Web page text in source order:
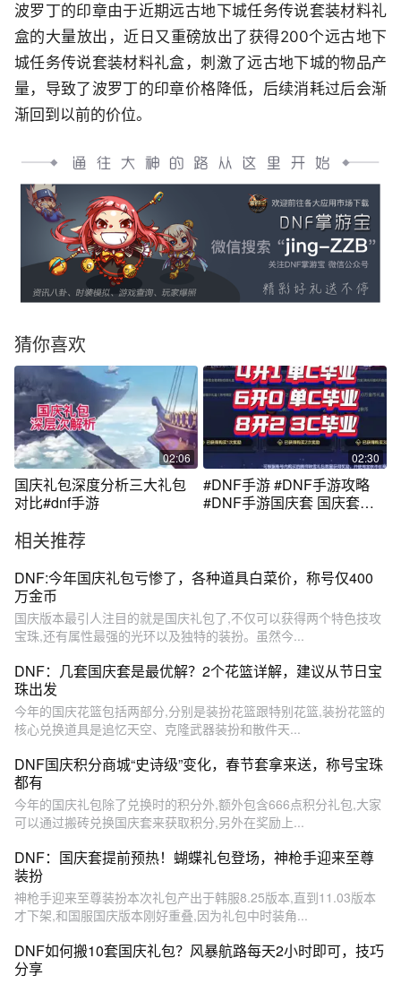
波罗丁的印章由于近期远古地下城任务传说套装材料礼
盒的大量放出，近日又重磅放出了获得200个远古地下
城任务传说套装材料礼盒，刺激了远古地下城的物品产
量，导致了波罗丁的印章价格降低，后续消耗过后会渐
渐回到以前的价位。
猜你喜欢
02:06
国庆礼包深度分析三大礼包
对比#dnf手游
02:30
#DNF手游 #DNF手游攻略
#DNF手游国庆套 国庆套多
相关推荐
DNF:今年国庆礼包亏惨了，各种道具白菜价，称号仅400
万金币
国庆版本最引人注目的就是国庆礼包了,不仅可以获得两个特色技攻
宝珠,还有属性最强的光环以及独特的装扮。虽然今...
DNF：几套国庆套是最优解？2个花篮详解，建议从节日宝
珠出发
今年的国庆花篮包括两部分,分别是装扮花篮跟特别花篮,装扮花篮的
核心兑换道具是追忆天空、克隆武器装扮和散件天...
DNF国庆积分商城“史诗级”变化，春节套拿来送，称号宝珠
都有
今年的国庆礼包除了兑换时的积分外,额外包含666点积分礼包,大家
可以通过搬砖兑换国庆套来获取积分,另外在奖励上...
DNF：国庆套提前预热！蝴蝶礼包登场，神枪手迎来至尊
装扮
神枪手迎来至尊装扮本次礼包产出于韩服8.25版本,直到11.03版本
才下架,和国服国庆版本刚好重叠,因为礼包中时装角...
DNF如何搬10套国庆礼包？风暴航路每天2小时即可，技巧
分享